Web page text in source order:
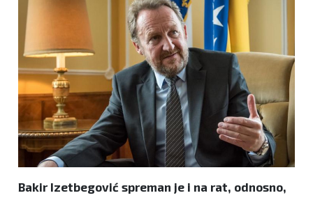
kronika
Politika
Zanimljivosti
Bakir Izetbegović spreman je i na rat, odnosno,